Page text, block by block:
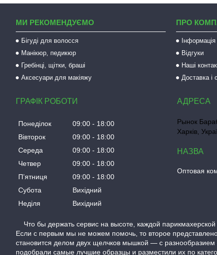
МИ РЕКОМЕНДУЄМО
Бігуді для волосся
Манікюр, педикюр
Гребінці, щітки, браші
Аксесуари для макіяжу
ПРО
Відгуки
Наші
Доставка і
ГРАФІК РОБОТИ
Понеділок 09:00
18:00
Вівторок
09:00
18:00
Середа
09:00
18:00
Четвер
09:00
18:00
Пʼятниця
09:00
18:00
Субота
Вихідний
Неділя
Вихідний
Рынок
Харків,
Оптовая
Что бы держать сервис на высоте, каждой
Если с первым мы не можем помочь, то второе
становится делом двух щелчков мышкой — с
подобрали самые лучшие образцы и разместили их по